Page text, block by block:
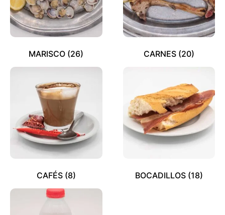
MARISCO (26) CARNES (20)
CAFÉS (8) BOCADILLOS (18)